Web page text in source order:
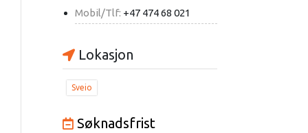
Mobil/Tlf: +47 474 68 021
Lokasjon
Sveio
Søknadsfrist